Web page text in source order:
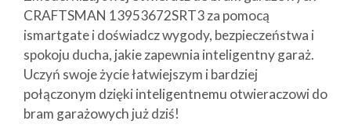
CRAFTSMAN 13953672SRT3 za pomocą
ismartgate i doświadcz wygody, bezpieczeństwa i
spokoju ducha, jakie zapewnia inteligentny garaż.
Uczyń swoje życie łatwiejszym i bardziej
połączonym dzięki inteligentnemu otwieraczowi do
bram garażowych już dziś!